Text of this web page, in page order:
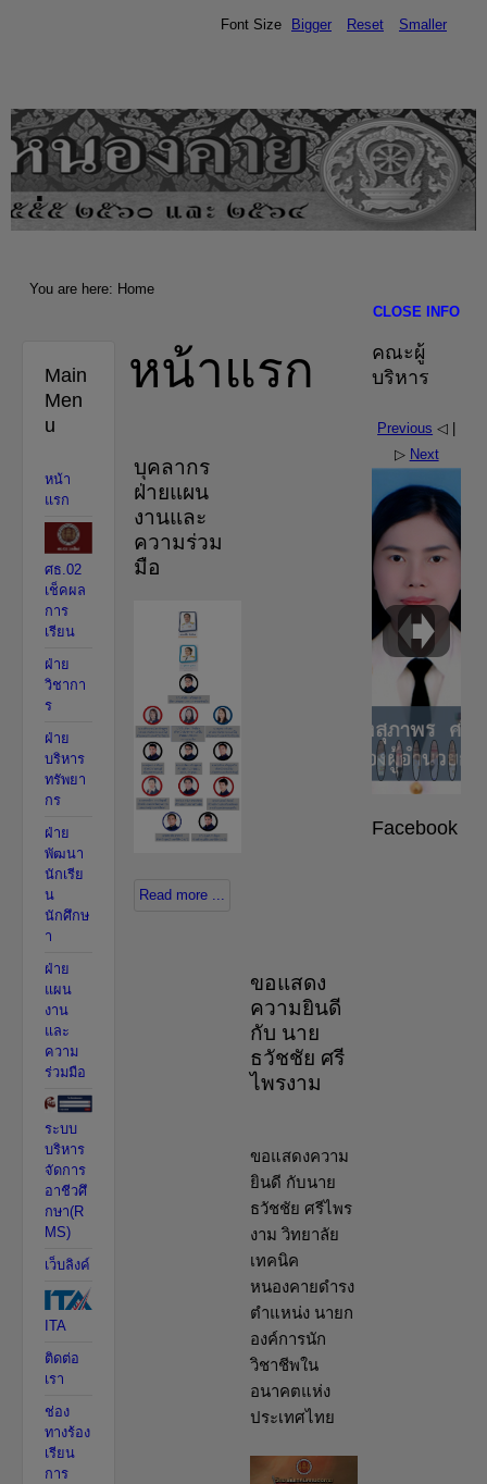
.
Font Size Bigger Reset Smaller
You are here: Home
Main
Men
u
หน้า
แรก
ศธ.02
เช็คผล
การ
เรียน
ฝ่าย
วิชากา
ร
ฝ่าย
บริหาร
ทรัพยา
กร
ฝ่าย
พัฒนา
นักเรีย
น
นักศึกษ
า
ฝ่าย
แผน
งาน
และ
ความ
ร่วมมือ
ระบบ
บริหาร
จัดการ
อาชีวศึ
กษา(R
MS)
เว็บลิงค์
ITA
ติดต่อ
เรา
ช่อง
ทางร้อง
เรียน
การ
หน้าแรก
บุคลากร
ฝ่ายแผน
งานและ
ความร่วม
มือ
Read more ...
ขอแสดง
ความยินดี
กับ นาย
ธวัชชัย ศรี
ไพรงาม
ขอแสดงความ
ยินดี กับนาย
ธวัชชัย ศรีไพร
งาม วิทยาลัย
เทคนิค
หนองคายดำรง
ตำแหน่ง นายก
องค์การนัก
วิชาชีพใน
อนาคตแห่ง
ประเทศไทย
CLOSE INFO
คณะผู้
บริหาร
Previous ◁ |
▷ Next
Facebook